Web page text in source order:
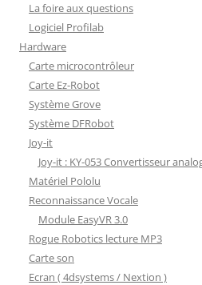
La foire aux questions
Logiciel Profilab
Hardware
Carte microcontrôleur
Carte Ez-Robot
Système Grove
Système DFRobot
Joy-it
Joy-it : KY-053 Convertisseur
Matériel Pololu
Reconnaissance Vocale
Module EasyVR 3.0
Rogue Robotics lecture MP3
Carte son
Ecran ( 4dsystems / Nextion )